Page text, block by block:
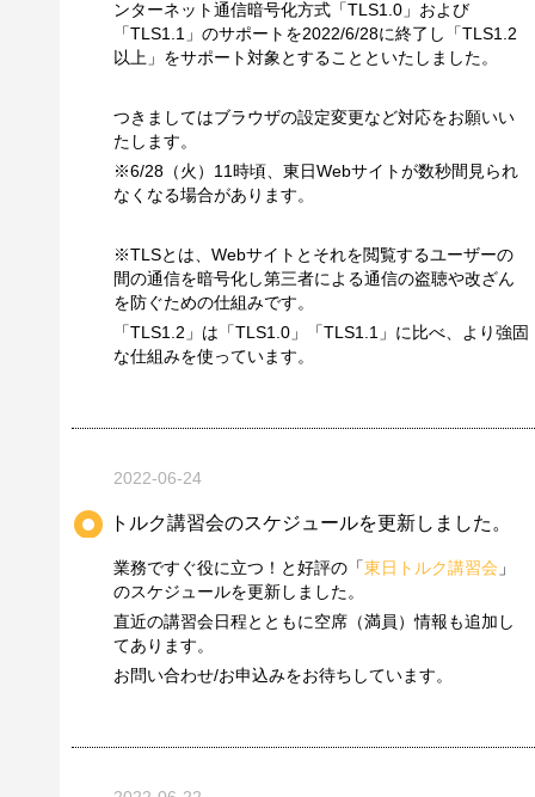
ンターネット通信暗号化方式「TLS1.0」および
「TLS1.1」のサポートを2022/6/28に終了し「TLS1.2
以上」をサポート対象とすることといたしました。
つきましてはブラウザの設定変更など対応をお願いい
たします。
※6/28（火）11時頃、東日Webサイトが数秒間見られ
なくなる場合があります。
※TLSとは、Webサイトとそれを閲覧するユーザーの
間の通信を暗号化し第三者による通信の盗聴や改ざん
を防ぐための仕組みです。
「TLS1.2」は「TLS1.0」「TLS1.1」に比べ、より強固
な仕組みを使っています。
2022-06-24
トルク講習会のスケジュールを更新しました。
業務ですぐ役に立つ！と好評の「東日トルク講習会 」
のスケジュールを更新しました。
直近の講習会日程とともに空席（満員）情報も追加し
てあります。
お問い合わせ/お申込みをお待ちしています。